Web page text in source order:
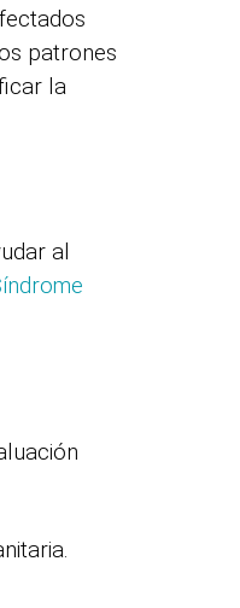
patrones
la
al